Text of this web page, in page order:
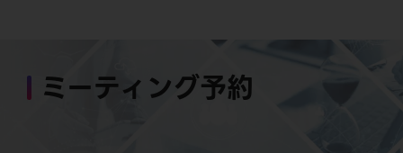
ミーティング予約